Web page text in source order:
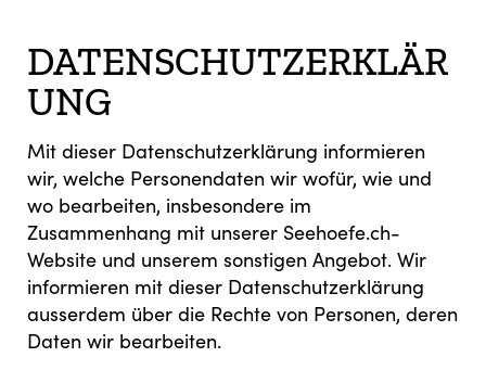
DATENSCHUTZERKLÄR
UNG
Mit dieser Datenschutzerklärung informieren
wir, welche Personendaten wir wofür, wie und
wo bearbeiten, insbesondere im
Zusammenhang mit unserer Seehoefe.ch-
Website und unserem sonstigen Angebot. Wir
informieren mit dieser Datenschutzerklärung
ausserdem über die Rechte von Personen, deren
Daten wir bearbeiten.